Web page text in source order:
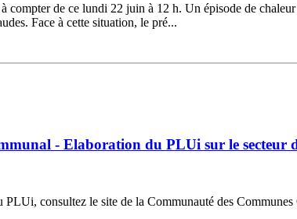
de ce lundi 22 juin à 12 h. Un épisode de
Face à cette situation, le pré...
- Elaboration du PLUi sur le secteur
consultez le site de la Communauté des